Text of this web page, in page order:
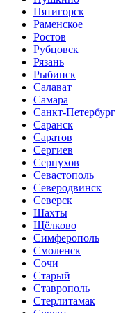
Пятигорск
Раменское
Ростов
Рубцовск
Рязань
Рыбинск
Салават
Самара
Санкт-Петербург
Саранск
Саратов
Сергиев
Серпухов
Севастополь
Северодвинск
Северск
Шахты
Щёлково
Симферополь
Смоленск
Сочи
Старый
Ставрополь
Стерлитамак